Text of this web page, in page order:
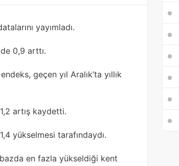
yayımladı.
0,9 arttı.
geçen yıl Aralık’ta yıllık
artış kaydetti.
yükselmesi tarafındaydı.
en fazla yükseldiği kent